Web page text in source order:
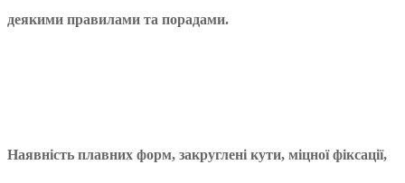
деякими правилами та порадами.
Наявність плавних форм, закруглені кути, міцної фіксації,